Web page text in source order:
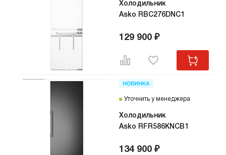
Холодильник
Asko RBC276DNC1
129 900 ₽
Уточнить у менеджера
Холодильник
Asko RFR586KNCB1
134 900 ₽